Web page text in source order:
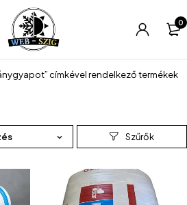
0
címkével rendelkező termékek